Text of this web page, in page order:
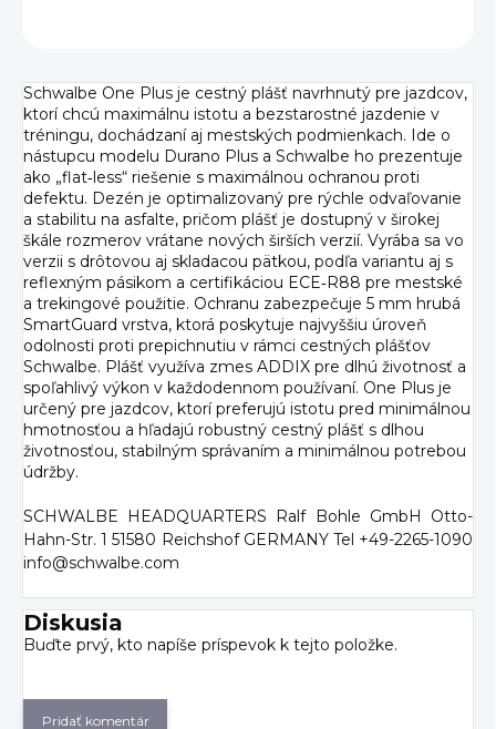
Schwalbe One Plus je cestný plášť navrhnutý pre jazdcov,
ktorí chcú maximálnu istotu a bezstarostné jazdenie v
tréningu, dochádzaní aj mestských podmienkach. Ide o
nástupcu modelu Durano Plus a Schwalbe ho prezentuje
ako „flat‑less“ riešenie s maximálnou ochranou proti
defektu. Dezén je optimalizovaný pre rýchle odvaľovanie
a stabilitu na asfalte, pričom plášť je dostupný v širokej
škále rozmerov vrátane nových širších verzií. Vyrába sa vo
verzii s drôtovou aj skladacou pätkou, podľa variantu aj s
reflexným pásikom a certifikáciou ECE‑R88 pre mestské
a trekingové použitie. Ochranu zabezpečuje 5 mm hrubá
SmartGuard vrstva, ktorá poskytuje najvyššiu úroveň
odolnosti proti prepichnutiu v rámci cestných plášťov
Schwalbe. Plášť využíva zmes ADDIX pre dlhú životnosť a
spoľahlivý výkon v každodennom používaní. One Plus je
určený pre jazdcov, ktorí preferujú istotu pred minimálnou
hmotnosťou a hľadajú robustný cestný plášť s dlhou
životnosťou, stabilným správaním a minimálnou potrebou
údržby.
SCHWALBE HEADQUARTERS Ralf Bohle GmbH Otto-
Hahn-Str. 1 51580 Reichshof GERMANY Tel +49-2265-1090
info@schwalbe.com
Diskusia
Buďte prvý, kto napíše príspevok k tejto položke.
Pridať komentár